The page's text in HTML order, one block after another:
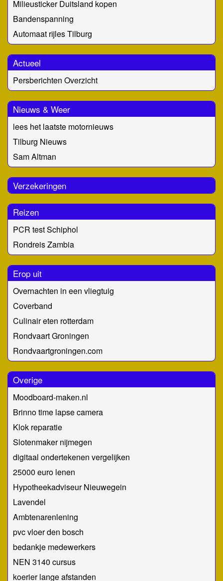
Milieusticker Duitsland kopen
Bandenspanning
Automaat rijles Tilburg
Actueel
Persberichten Overzicht
Nieuws & Weer
lees het laatste motornieuws
Tilburg Nieuws
Sam Altman
Verzekeringen
Reizen
PCR test Schiphol
Rondreis Zambia
Erop uit
Overnachten in een vliegtuig
Coverband
Culinair eten rotterdam
Rondvaart Groningen
Rondvaartgroningen.com
Overige
Moodboard-maken.nl
Brinno time lapse camera
Klok reparatie
Slotenmaker nijmegen
digitaal ondertekenen vergelijken
25000 euro lenen
Hypotheekadviseur Nieuwegein
Lavendel
Ambtenarenlening
pvc vloer den bosch
bedankje medewerkers
NEN 3140 cursus
koerier lange afstanden